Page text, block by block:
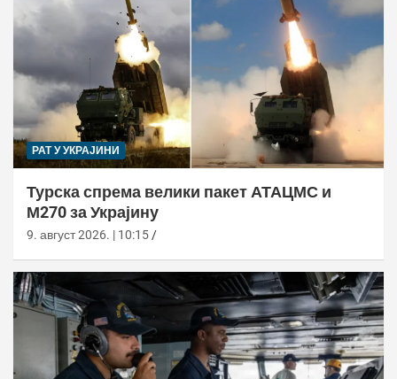
РАТ У УКРАЈИНИ
Турска спрема велики пакет АТАЦМС и
М270 за Украјину
9. август 2026. | 10:15